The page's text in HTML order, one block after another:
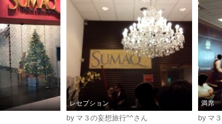
レセプション
by マ３の妄想旅行^^さん
満席
by マ